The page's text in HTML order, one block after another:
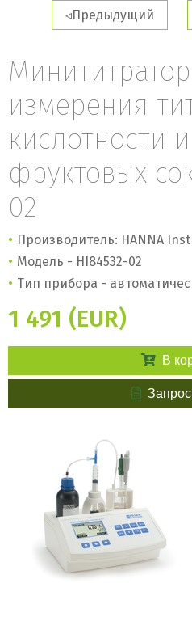
Предыдущий
измерения
кислотности
фруктовых
02
Производитель: HANNA
Модель - HI84532-02
Тип прибора -
1 491 (EUR)
В